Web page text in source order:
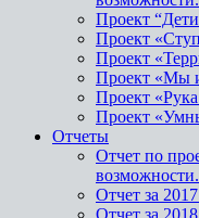
Проект
Проект
Проект
Проект «Мы
Проект
Проект
Отчеты
Отчет по
Отчет за
Отчет за